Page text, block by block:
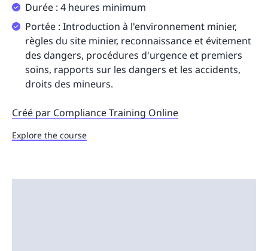
Durée : 4 heures minimum
Portée : Introduction à l'environnement minier,
règles du site minier, reconnaissance et évitement
des dangers, procédures d'urgence et premiers
soins, rapports sur les dangers et les accidents,
droits des mineurs.
Créé par Compliance Training Online
Explore the course